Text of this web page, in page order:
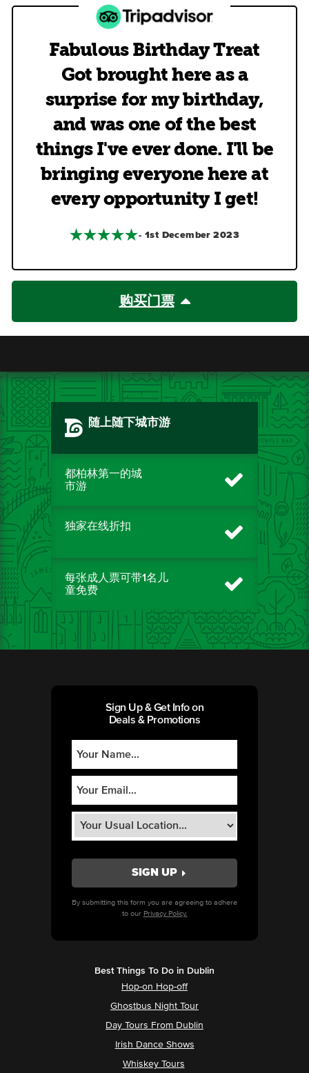
Fabulous Birthday Treat
Got brought here as a
surprise for my birthday,
and was one of the best
things I've ever done. I'll be
bringing everyone here at
every opportunity I get!
- 1st December 2023
购买门票
随上随下城市游
都柏林第一的城
市游
独家在线折扣
每张成人票可带1名儿
童免费
Sign Up & Get Info on
Deals & Promotions
By submitting this form you are agreeing to adhere
to our Privacy Policy.
Best Things To Do in Dublin
Hop-on Hop-off
Ghostbus Night Tour
Day Tours From Dublin
Irish Dance Shows
Whiskey Tours